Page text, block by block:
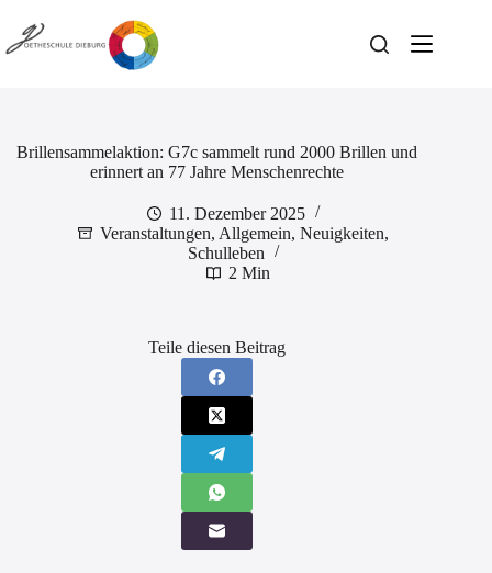
Inhalt
springen
Brillensammelaktion: G7c sammelt rund 2000 Brillen und
erinnert an 77 Jahre Menschenrechte
11. Dezember 2025
Veranstaltungen, Allgemein,Neuigkeiten,
Schulleben
2 Min
Teile diesen Beitrag